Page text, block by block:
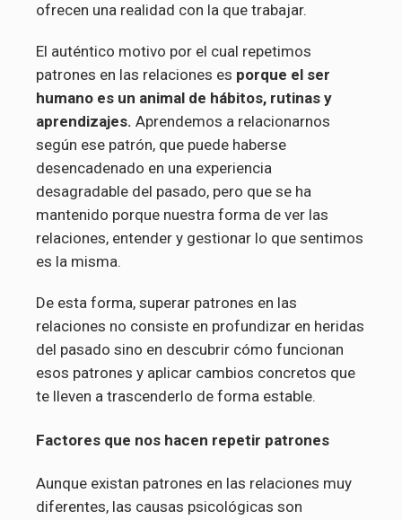
ofrecen una realidad con la que trabajar.
El auténtico motivo por el cual repetimos
patrones en las relaciones es porque el ser
humano es un animal de hábitos, rutinas y
aprendizajes. Aprendemos a relacionarnos
según ese patrón, que puede haberse
desencadenado en una experiencia
desagradable del pasado, pero que se ha
mantenido porque nuestra forma de ver las
relaciones, entender y gestionar lo que sentimos
es la misma.
De esta forma, superar patrones en las
relaciones no consiste en profundizar en heridas
del pasado sino en descubrir cómo funcionan
esos patrones y aplicar cambios concretos que
te lleven a trascenderlo de forma estable.
Factores que nos hacen repetir patrones
Aunque existan patrones en las relaciones muy
diferentes, las causas psicológicas son